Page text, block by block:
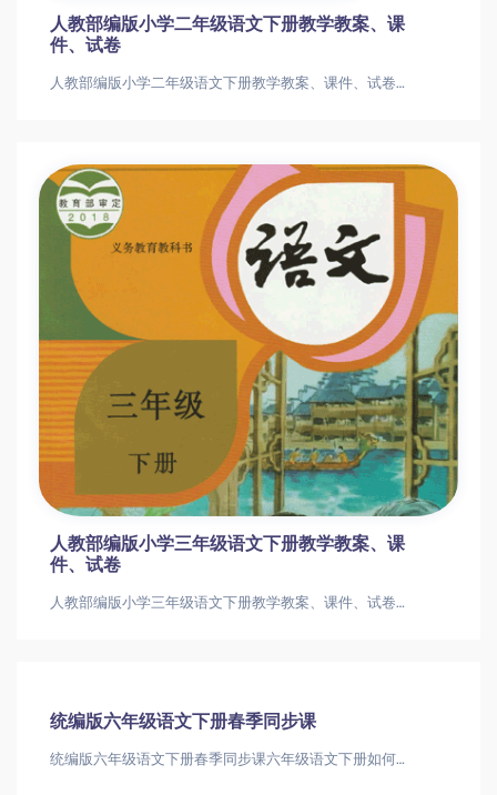
人教部编版小学二年级语文下册教学教案、课
件、试卷
人教部编版小学二年级语文下册教学教案、课件、试卷人教部编版小学二年级语文下册教学教案、课件、试卷
人教部编版小学三年级语文下册教学教案、课
件、试卷
人教部编版小学三年级语文下册教学教案、课件、试卷人教部编版小学三年级语文下册教学教案、课件、试卷
统编版六年级语文下册春季同步课
统编版六年级语文下册春季同步课六年级语文下册如何高效学习？16讲同步课程全解析六年级语文下册|同步作文|小升初备考